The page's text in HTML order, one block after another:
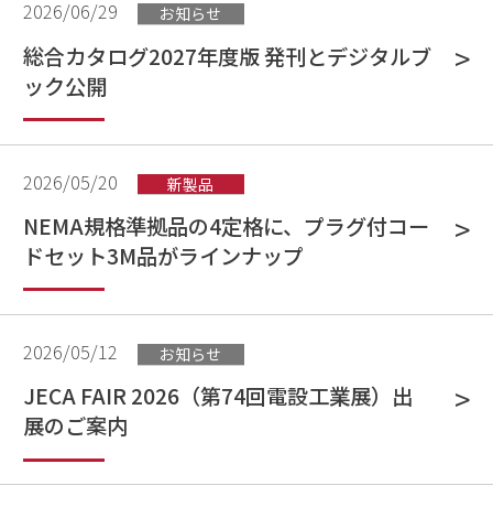
2026/06/29 お知らせ
総合カタログ2027年度版 発刊とデジタルブ
ック公開
2026/05/20 新製品
NEMA規格準拠品の4定格に、プラグ付コー
ドセット3M品がラインナップ
2026/05/12 お知らせ
JECA FAIR 2026（第74回電設工業展）出
展のご案内